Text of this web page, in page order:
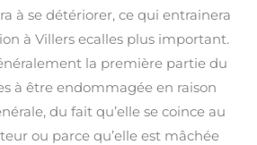
à se détériorer, ce qui entrainera
à Villers ecalles plus important.
la première partie du
à être endommagée en raison
du fait qu’elle se coince au
ou parce qu’elle est mâchée